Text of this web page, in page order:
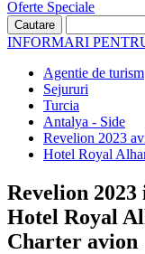
Oferte Speciale
INFORMARI
Agentie de turism
Sejururi
Turcia
Antalya - Side
Revelion 2023
Hotel Royal
Revelion
Hotel Royal
Charter avion